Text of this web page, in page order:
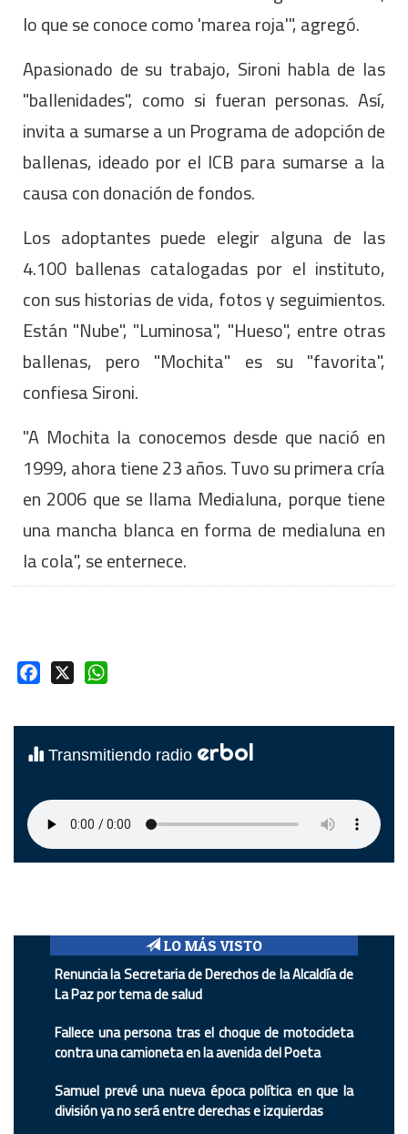
lo que se conoce como 'marea roja'", agregó.
Apasionado de su trabajo, Sironi habla de las
"ballenidades", como si fueran personas. Así,
invita a sumarse a un Programa de adopción de
ballenas, ideado por el ICB para sumarse a la
causa con donación de fondos.
Los adoptantes puede elegir alguna de las
4.100 ballenas catalogadas por el instituto,
con sus historias de vida, fotos y seguimientos.
Están "Nube", "Luminosa", "Hueso", entre otras
ballenas, pero "Mochita" es su "favorita",
confiesa Sironi.
"A Mochita la conocemos desde que nació en
1999, ahora tiene 23 años. Tuvo su primera cría
en 2006 que se llama Medialuna, porque tiene
una mancha blanca en forma de medialuna en
la cola", se enternece.
Facebook
Transmitiendo radio erbol
LO MÁS VISTO
Renuncia la Secretaria de Derechos de la Alcaldía de
La Paz por tema de salud
Fallece una persona tras el choque de motocicleta
contra una camioneta en la avenida del Poeta
Samuel prevé una nueva época política en que la
división ya no será entre derechas e izquierdas